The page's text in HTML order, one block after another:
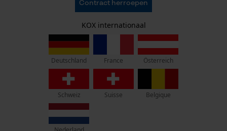
KOX – Partners voor de Bosbouw en Tuin
Rue Emile Francqui 11
1435 Mont-Saint-Guibert
Geen winkel!
Retouradres:
Beim Erlenwäldchen 14/2
71522 Backnang
GegevensbeschermingContract herroepen
KOX internationaal
Deutschland France Österreich
Schweiz Suisse Belgique